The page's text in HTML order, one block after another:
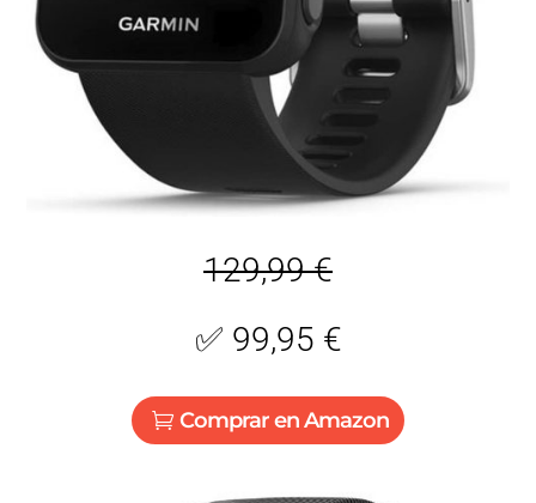
129,99 €
✅ 99,95 €
Comprar en Amazon